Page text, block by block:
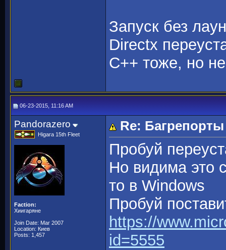
Запуск без
Directx
C++ тоже, но
06-23-2015, 11:16 AM
Pandorazero
Higara 15th Fleet
Faction:
Хиигаряне
Join Date: Mar 2007
Location: Киев
Posts: 1,457
Re: Багрепорты
Пробуй
Но видима это
то в Windows
Пробуй
https://
id=5555